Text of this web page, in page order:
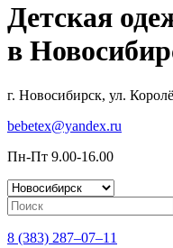
Детская
в
г. Новосибирск, ул.
bebetex@yandex.ru
Пн-Пт 9.00-16.00
8 (383) 287–07–11